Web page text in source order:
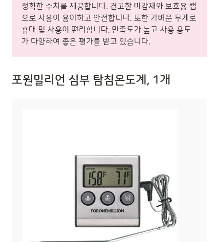
정확한 수치를 제공합니다. 견고한 마감재와 보호용 캡
으로 사용이 용이하고 안전합니다. 또한 가벼운 무게로
휴대 및 사용이 편리합니다. 만족도가 높고 사용 용도
가 다양하여 좋은 평가를 받고 있습니다.
포원밀리언 심부 탐침온도계, 1개